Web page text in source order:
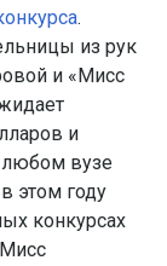
.
из рук
и «Мисс
и
любом вузе
этом году
конкурсах